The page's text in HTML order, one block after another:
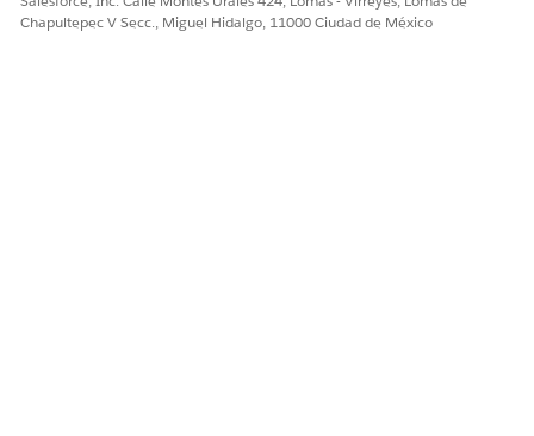
Chapultepec V Secc., Miguel Hidalgo, 11000 Ciudad de México